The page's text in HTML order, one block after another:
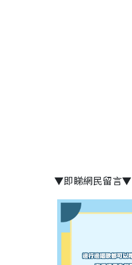
▼即睇網民留言▼